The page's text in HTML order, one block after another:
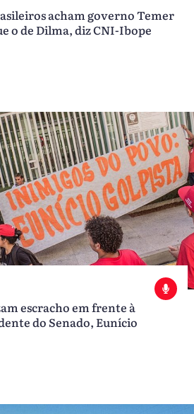
acham governo Temer
o de Dilma, diz CNI-Ibope
escracho em frente à
do Senado, Eunício